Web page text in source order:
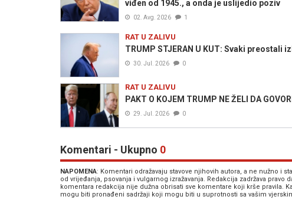
viđen od 1945., a onda je uslijedio poziv
02. Avg. 2026 1
RAT U ZALIVU
TRUMP STJERAN U KUT: Svaki
30. Jul. 2026 0
RAT U ZALIVU
PAKT O KOJEM TRUMP NE ŽELI DA
29. Jul. 2026 0
Komentari - Ukupno 0
NAPOMENA: Komentari odražavaju stavove njihovih autora, a ne nužno i
od vrijeđanja, psovanja i vulgarnog izražavanja. Redakcija zadržava
komentara redakcija nije dužna obrisati sve komentare koji krše pravila.
mogu biti pronađeni sadržaji koji mogu biti u suprotnosti sa vašim